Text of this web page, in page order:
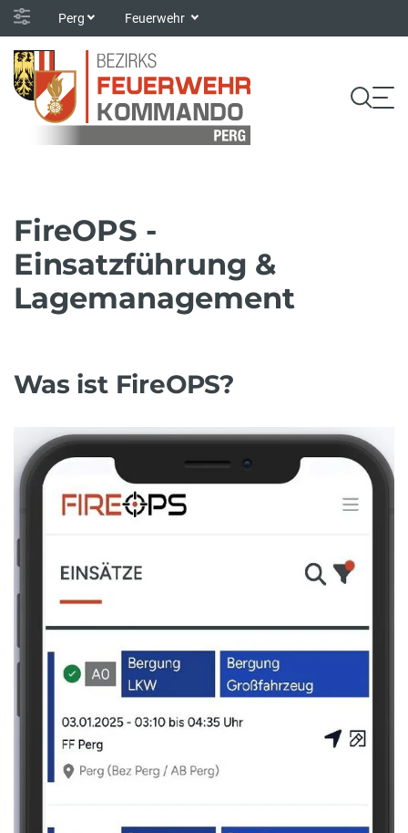
Perg Feuerwehr
FireOPS -
Einsatzführung &
Lagemanagement
Was ist FireOPS?